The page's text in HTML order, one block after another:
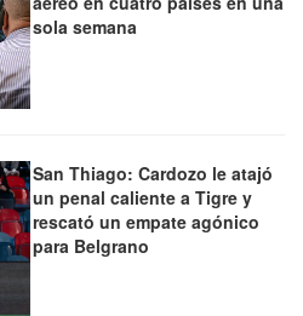
sola semana
San Thiago: Cardozo le atajó
un penal caliente a Tigre y
rescató un empate agónico
para Belgrano